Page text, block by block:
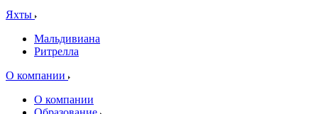
Яхты
Мальдивиана
Ритрелла
О компании
О компании